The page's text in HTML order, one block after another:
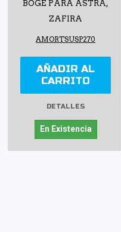
BOGE PARA ASTRA,
ZAFIRA
AMORTSUSP270
AÑADIR AL
CARRITO
DETALLES
En Existencia